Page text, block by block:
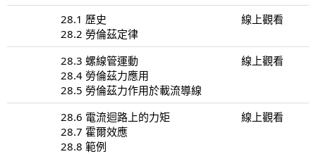
28.1 歷史
28.2 勞倫茲定律
線上觀看
28.3 螺線管運動
28.4 勞倫茲力應用
28.5 勞倫茲力作用於載流導線
線上觀看
28.6 電流迴路上的力矩
28.7 霍爾效應
28.8 範例
線上觀看